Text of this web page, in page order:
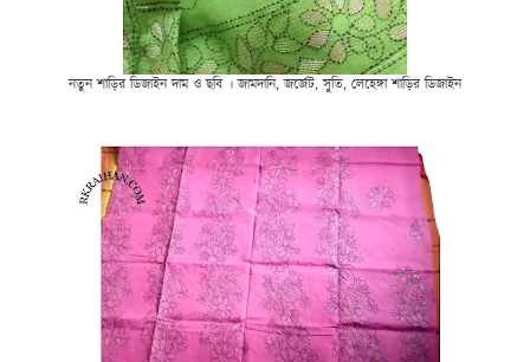
নতুন শাড়ির ডিজাইন দাম ও ছবি । জামদানি, জর্জেট, সুতি, লেহেঙ্গা শাড়ির ডিজাইন